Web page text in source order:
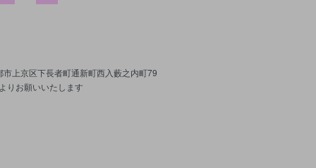
上京区下長者町通新町西入藪之内町79
よりお願いいたします